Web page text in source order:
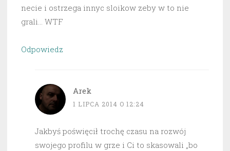
necie i ostrzega innyc sloikow zeby w to nie
grali… WTF
Odpowiedz
Arek
1 LIPCA 2014 O 12:24
Jakbyś poświęcił trochę czasu na rozwój
swojego profilu w grze i Ci to skasowali „bo